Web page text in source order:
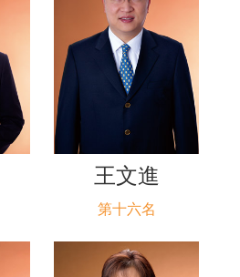
王文進
第十六名